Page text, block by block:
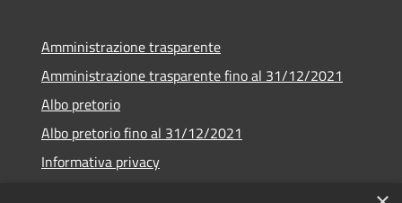
Amministrazione trasparente
Amministrazione trasparente fino al 31/12/2021
Albo pretorio
Albo pretorio fino al 31/12/2021
Informativa privacy